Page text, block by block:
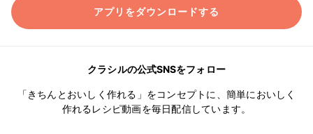
アプリをダウンロードする
クラシルの公式SNSをフォロー
「きちんとおいしく作れる」をコンセプトに、簡単においしく
作れるレシピ動画を毎日配信しています。